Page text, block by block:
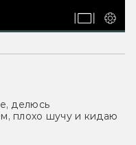
делюсь
плохо шучу и кидаю